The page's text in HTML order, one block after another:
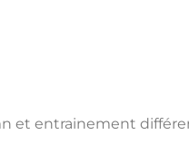
et entrainement